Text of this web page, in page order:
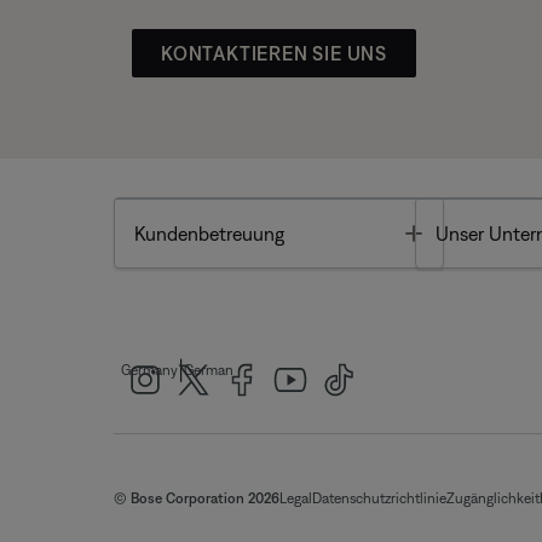
KONTAKTIEREN SIE UNS
Kundenbetreuung Toggle
Unser
Germany|German
© Bose Corporation 2026Legal DatenschutzrichtlinieZugänglichkeit